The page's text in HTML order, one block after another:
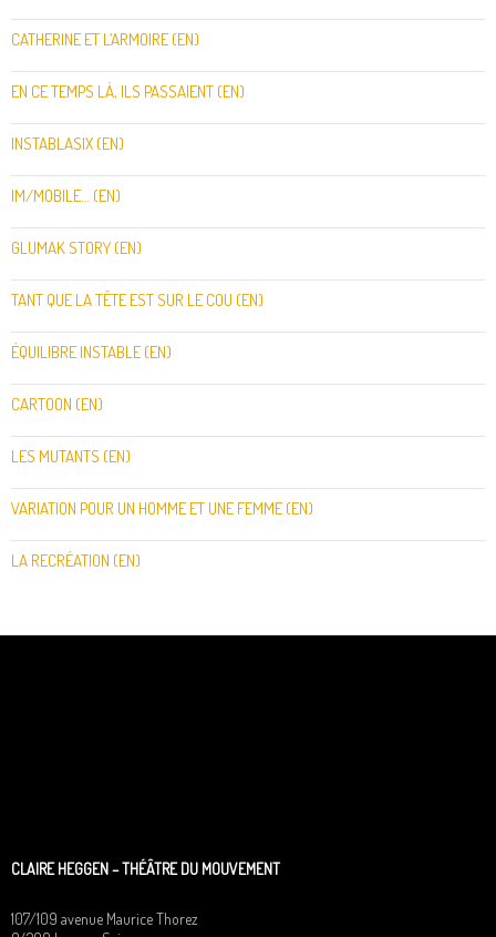
CATHERINE ET L’ARMOIRE (EN)
EN CE TEMPS LÀ, ILS PASSAIENT (EN)
INSTABLASIX (EN)
IM/MOBILE… (EN)
GLUMAK STORY (EN)
TANT QUE LA TÊTE EST SUR LE COU (EN)
ÉQUILIBRE INSTABLE (EN)
CARTOON (EN)
LES MUTANTS (EN)
VARIATION POUR UN HOMME ET UNE FEMME (EN)
LA RECRÉATION (EN)
CLAIRE HEGGEN – THÉÂTRE DU MOUVEMENT
107/109 avenue Maurice Thorez